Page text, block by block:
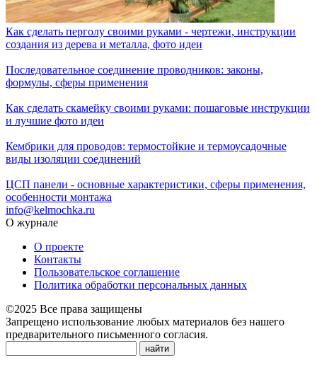
Как сделать перголу своими руками - чертежи, инструкции
создания из дерева и металла, фото идеи
Последовательное соединение проводников: законы,
формулы, сферы применения
Как сделать скамейку своими руками: пошаговые инструкции
и лучшие фото идеи
Кембрики для проводов: термостойкие и термоусадочные
виды изоляции соединений
ЦСП панели - основные характеристики, сферы применения,
особенности монтажа
info@kelmochka.ru
О журнале
О проекте
Контакты
Пользовательское соглашение
Политика обработки персональных данных
©2025 Все права защищены
Запрещено использование любых материалов без нашего
предварительного письменного согласия.